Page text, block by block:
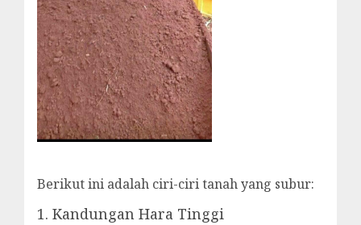
Berikut ini adalah ciri-ciri tanah yang subur:
1. Kandungan Hara Tinggi